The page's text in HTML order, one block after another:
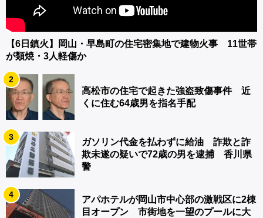
【6日鎮火】岡山・早島町の住宅密集地で建物火事 11世帯
が類焼・3人軽傷か
2
高松市の住宅で起きた強盗致傷事件 近
くに住む64歳男を指名手配
3
ガソリン代金を払わずに給油 詐欺と詐
欺未遂の疑いで72歳の男を逮捕 香川県
警
4
アパホテルが岡山市中心部の激戦区に2棟
目オープン 市街地を一望のプールに大